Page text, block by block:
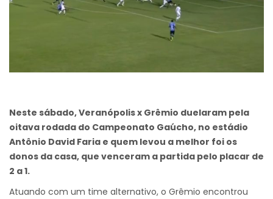
Neste sábado, Veranópolis x Grêmio duelaram pela
oitava rodada do Campeonato Gaúcho, no estádio
Antônio David Faria e quem levou a melhor foi os
donos da casa, que venceram a partida pelo placar de
2 a 1.
Atuando com um time alternativo, o Grêmio encontrou